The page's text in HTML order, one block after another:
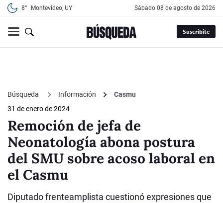
8° Montevideo, UY sábado 08 de agosto de 2026
Suscribite
Búsqueda Información
Casmu
31 de enero de 2024
Remoción de jefa de
Neonatología abona postura
del SMU sobre acoso laboral en
el Casmu
Diputado frenteamplista cuestionó expresiones que